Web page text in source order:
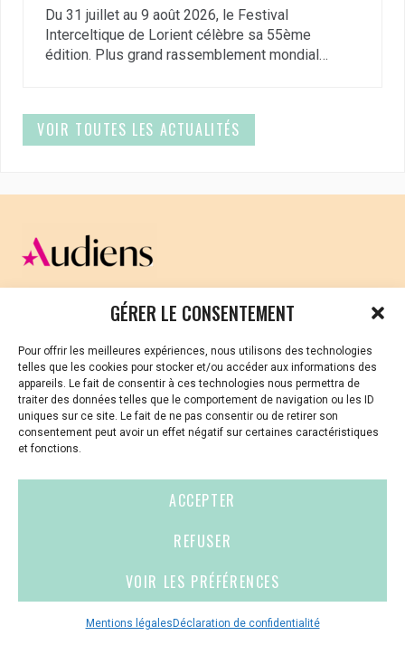
GÉRER LE CONSENTEMENT
Pour offrir les meilleures expériences, nous utilisons des technologies
telles que les cookies pour stocker et/ou accéder aux informations des
appareils. Le fait de consentir à ces technologies nous permettra de
traiter des données telles que le comportement de navigation ou les ID
uniques sur ce site. Le fait de ne pas consentir ou de retirer son
consentement peut avoir un effet négatif sur certaines caractéristiques
et fonctions.
ACCEPTER
REFUSER
VOIR LES PRÉFÉRENCES
Mentions légales Déclaration de confidentialité
Du 31 juillet au 9 août 2026, le Festival
Interceltique de Lorient célèbre sa 55ème
édition. Plus grand rassemblement mondial…
VOIR TOUTES LES ACTUALITÉS
CELLULE D’ÉCOUTE ET DE SOUTIEN PSYCHOLOGIQUE ET
Vous avez été témoin ou vous êtes victime de VSS ? Ou
vous êtes référent·es harcèlement en besoin de soutien
ou d’informations ?
01 87 20 30 90
violences-sexuelles-culture@audiens.org
Espace
presse
Mentions
légales